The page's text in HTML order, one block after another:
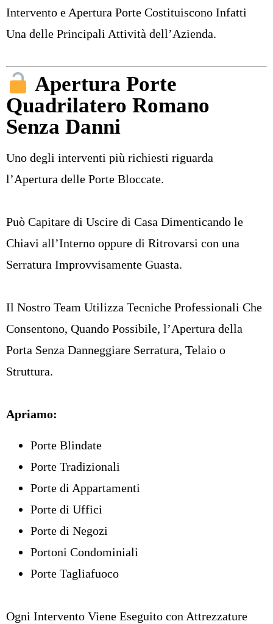
Intervento e Apertura Porte Costituiscono Infatti
Una delle Principali Attività dell’Azienda.
Apertura Porte
Quadrilatero Romano
Senza Danni
Uno degli interventi più richiesti riguarda
l’Apertura delle Porte Bloccate.
Può Capitare di Uscire di Casa Dimenticando le
Chiavi all’Interno oppure di Ritrovarsi con una
Serratura Improvvisamente Guasta.
Il Nostro Team Utilizza Tecniche Professionali Che
Consentono, Quando Possibile, l’Apertura della
Porta Senza Danneggiare Serratura, Telaio o
Struttura.
Apriamo:
Porte Blindate
Porte Tradizionali
Porte di Appartamenti
Porte di Uffici
Porte di Negozi
Portoni Condominiali
Porte Tagliafuoco
Ogni Intervento Viene Eseguito con Attrezzature